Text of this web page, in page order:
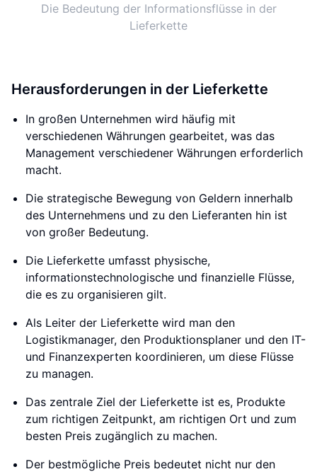
Die Bedeutung der Informationsflüsse in der
Lieferkette
Herausforderungen in der Lieferkette
In großen Unternehmen wird häufig mit
verschiedenen Währungen gearbeitet, was das
Management verschiedener Währungen erforderlich
macht.
Die strategische Bewegung von Geldern innerhalb
des Unternehmens und zu den Lieferanten hin ist
von großer Bedeutung.
Die Lieferkette umfasst physische,
informationstechnologische und finanzielle Flüsse,
die es zu organisieren gilt.
Als Leiter der Lieferkette wird man den
Logistikmanager, den Produktionsplaner und den IT-
und Finanzexperten koordinieren, um diese Flüsse
zu managen.
Das zentrale Ziel der Lieferkette ist es, Produkte
zum richtigen Zeitpunkt, am richtigen Ort und zum
besten Preis zugänglich zu machen.
Der bestmögliche Preis bedeutet nicht nur den